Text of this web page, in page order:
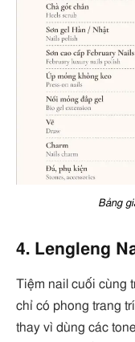
Bảng
4. Lengleng
Tiệm nail cuối cùng
chỉ có phong trang
thay vì dùng các